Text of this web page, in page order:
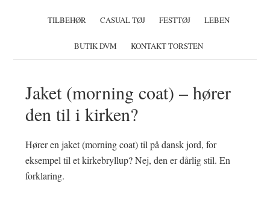
TILBEHØR CASUAL TØJ FESTTØJ LEBEN
BUTIK DVM KONTAKT TORSTEN
Jaket (morning coat) – hører
den til i kirken?
Hører en jaket (morning coat) til på dansk jord, for
eksempel til et kirkebryllup? Nej, den er dårlig stil. En
forklaring.